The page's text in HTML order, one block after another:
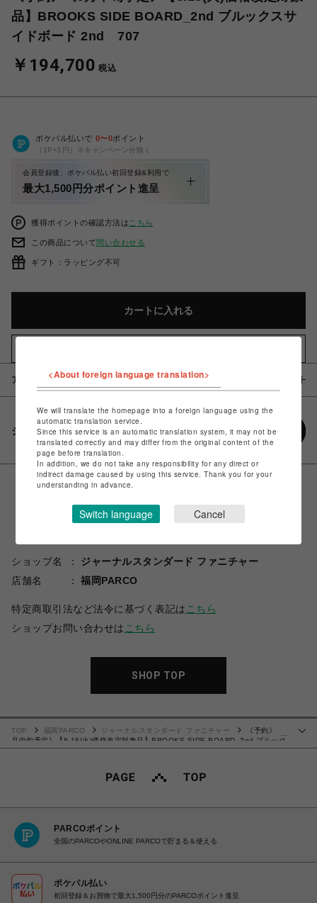
品】BROOKS SIDE BOARD_2nd ブルックスサ
イドボード 2nd 707
￥194,700 税込
ポケパル払いで 0〜0ポイント
（1P=1円）※キャンペーン分除く
会員登録後、ポケパル払い初回登録&利用で
最大1,500円分ポイント進呈
獲得ポイントの確認方法は こちら
この商品について問い合わせる
ギフト：ラッピング不可
カートに入れる
アイテム説明 / 素材
シェアする
ショップ名
ジャーナルスタンダード ファニチャー
店舗名
福岡PARCO
特定商取引法など法令に基づく表記は こちら
ショップお問い合わせは こちら
SHOP TOP
TOP 福岡PARCO ジャーナルスタンダード ファニチャー
《予約》《9
月中旬予定》【8.18(火)価格改定対象品】BROOKS SIDE BOARD_2nd ブルック
スサイドボード 2nd 707
PARCOポイント
全国のPARCOやONLINE PARCOで貯まる＆使える
ポケパル払い
初回登録＆お買物で最大1,500円分のPARCOポイント進呈
<About foreign language translation>
We will translate the homepage into a foreign language using the
automatic translation service.
Since this service is an automatic translation system, it may not be
translated correctly and may differ from the original content of the
page before translation.
In addition, we do not take any responsibility for any direct or
indirect damage caused by using this service. Thank you for your
understanding in advance.
Switch language Cancel